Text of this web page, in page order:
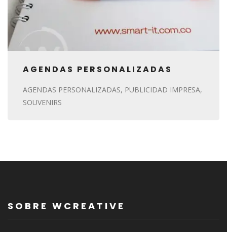
AGENDAS PERSONALIZADAS
AGENDAS PERSONALIZADAS PUBLICIDAD IMPRESA
SOUVENIRS
SOBRE WCREATIVE